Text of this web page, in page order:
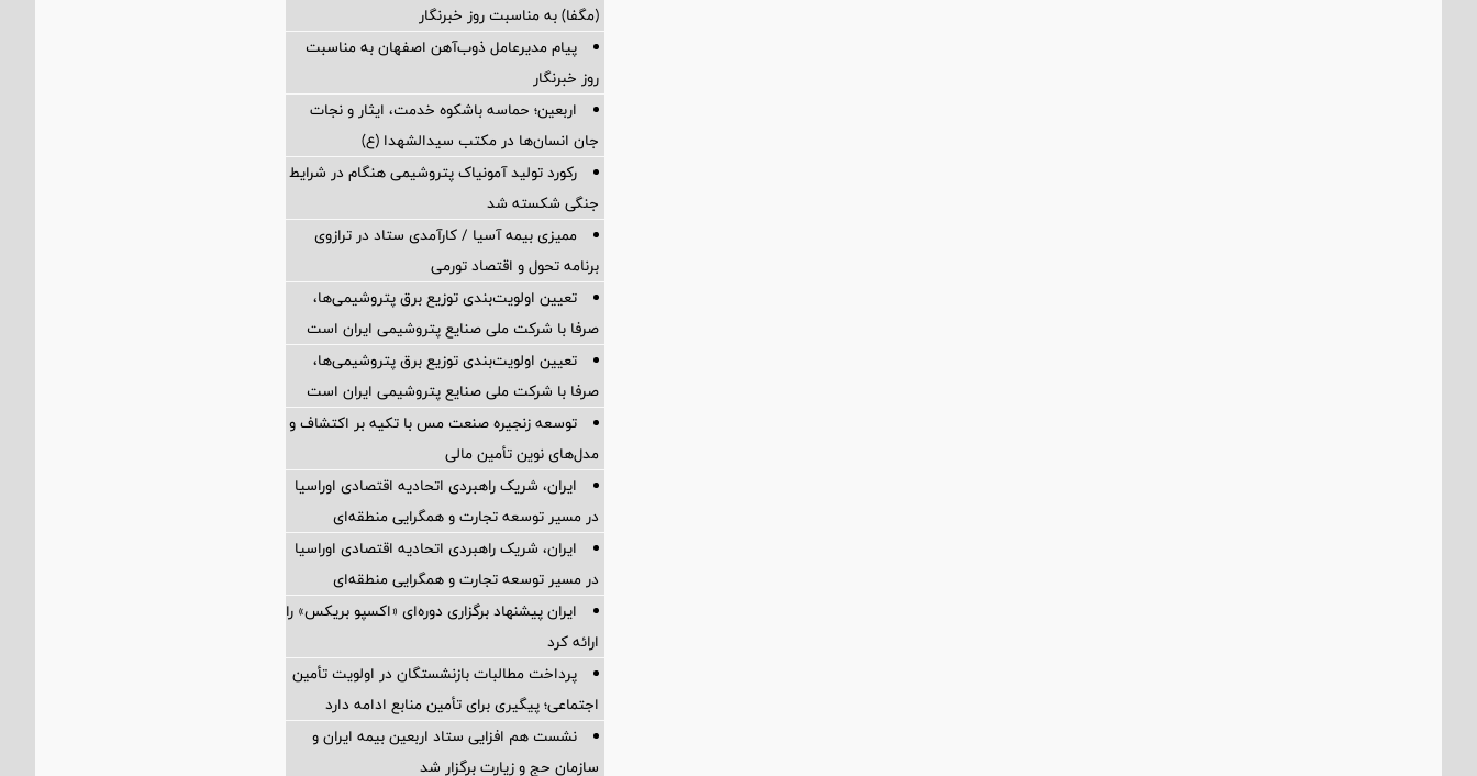
(مگفا) به مناسبت روز خبرنگار
پیام مدیرعامل ذوب‌آهن اصفهان به مناسبت
روز خبرنگار
اربعین؛ حماسه باشکوه خدمت، ایثار و نجات
جان انسان‌ها در مکتب سیدالشهدا (ع)
رکورد تولید آمونیاک پتروشیمی هنگام در شرایط
جنگی شکسته شد
ممیزی بیمه آسیا / کارآمدی ستاد در ترازوی
برنامه تحول و اقتصاد تورمی
تعیین اولویت‌بندی توزیع برق پتروشیمی‌ها،
صرفا با شرکت ملی صنایع پتروشیمی ایران است
تعیین اولویت‌بندی توزیع برق پتروشیمی‌ها،
صرفا با شرکت ملی صنایع پتروشیمی ایران است
توسعه زنجیره صنعت مس با تکیه بر اکتشاف و
مدل‌های نوین تأمین مالی
ایران، شریک راهبردی اتحادیه اقتصادی اوراسیا
در مسیر توسعه تجارت و همگرایی منطقه‌ای
ایران، شریک راهبردی اتحادیه اقتصادی اوراسیا
در مسیر توسعه تجارت و همگرایی منطقه‌ای
ایران پیشنهاد برگزاری دوره‌ای «اکسپو بریکس» را
ارائه کرد
پرداخت مطالبات بازنشستگان در اولویت تأمین
اجتماعی؛ پیگیری برای تأمین منابع ادامه دارد
نشست هم افزایی ستاد اربعین بیمه ایران و
سازمان حج و زیارت برگزار شد